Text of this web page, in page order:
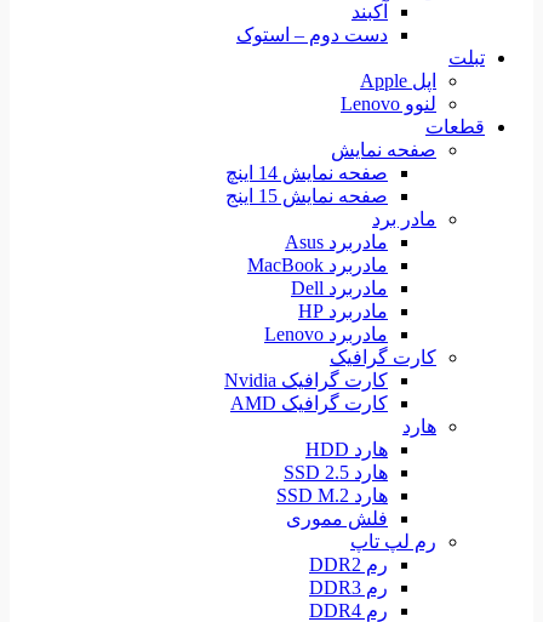
آکبند
دست دوم – استوک
تبلت
اپل Apple
لنوو Lenovo
قطعات
صفحه نمایش
صفحه نمایش 14 اینچ
صفحه نمایش 15 اینج
مادر برد
مادربرد Asus
مادربرد MacBook
مادربرد Dell
مادربرد HP
مادربرد Lenovo
کارت گرافیک
کارت گرافیک Nvidia
کارت گرافیک AMD
هارد
هارد HDD
هارد SSD 2.5
هارد SSD M.2
فلش مموری
رم لپ تاپ
رم DDR2
رم DDR3
رم DDR4